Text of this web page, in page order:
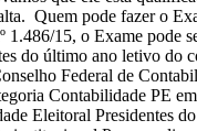
Quem pode fazer o
1.486/15, o Exame pode
do último ano letivo do
Federal de
Contabilidade PE
Eleitoral Presidentes